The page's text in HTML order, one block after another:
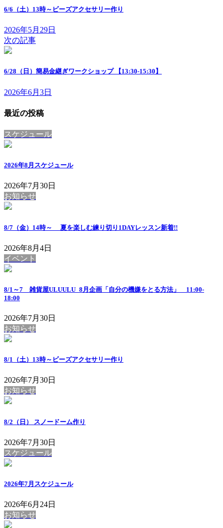
6/6（土）13時～ビーズアクセサリー作り
2026年5月29日
次の記事
6/28（日）簡易金継ぎワークショップ 【13:30-15:30】
2026年6月3日
最近の投稿
スケジュール
2026年8月スケジュール
2026年7月30日
お知らせ
8/7（金）14時～ 夏を楽しむ練り切り1DAYレッスン新着!!
2026年8月4日
イベント
8/1～7 雑貨屋ULUULU_8月企画「自分の機嫌をとる方法」 11:00-
18:00
2026年7月30日
お知らせ
8/1（土）13時～ビーズアクセサリー作り
2026年7月30日
お知らせ
8/2（日） スノードーム作り
2026年7月30日
スケジュール
2026年7月スケジュール
2026年6月24日
お知らせ